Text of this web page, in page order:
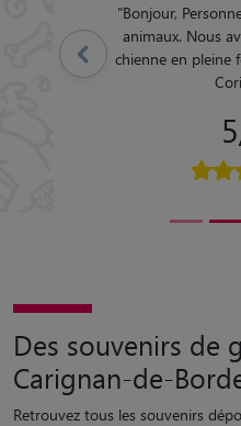
"Bonjour,
animaux. Nous
chienne en pleine
Précédent
Des souvenirs de
Carignan-de-
Retrouvez tous les souvenirs